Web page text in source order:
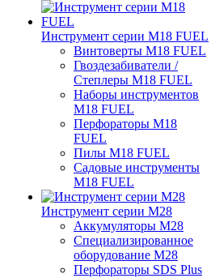
Инструмент серии M18 FUEL
Винтоверты M18 FUEL
Гвоздезабиватели /
Степлеры M18 FUEL
Наборы инструментов
M18 FUEL
Перфораторы M18
FUEL
Пилы M18 FUEL
Садовые инструменты
M18 FUEL
Инструмент серии M28
Аккумуляторы M28
Специализированное
оборудование M28
Перфораторы SDS Plus